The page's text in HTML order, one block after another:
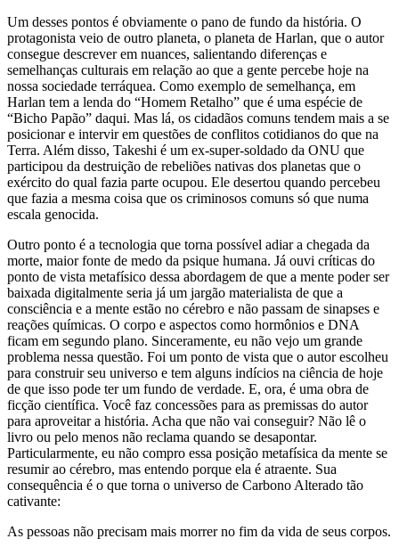
Um desses pontos é obviamente o pano de fundo da história. O
protagonista veio de outro planeta, o planeta de Harlan, que o autor
consegue descrever em nuances, salientando diferenças e
semelhanças culturais em relação ao que a gente percebe hoje na
nossa sociedade terráquea. Como exemplo de semelhança, em
Harlan tem a lenda do “Homem Retalho” que é uma espécie de
“Bicho Papão” daqui. Mas lá, os cidadãos comuns tendem mais a se
posicionar e intervir em questões de conflitos cotidianos do que na
Terra. Além disso, Takeshi é um ex-super-soldado da ONU que
participou da destruição de rebeliões nativas dos planetas que o
exército do qual fazia parte ocupou. Ele desertou quando percebeu
que fazia a mesma coisa que os criminosos comuns só que numa
escala genocida.
Outro ponto é a tecnologia que torna possível adiar a chegada da
morte, maior fonte de medo da psique humana. Já ouvi críticas do
ponto de vista metafísico dessa abordagem de que a mente poder ser
baixada digitalmente seria já um jargão materialista de que a
consciência e a mente estão no cérebro e não passam de sinapses e
reações químicas. O corpo e aspectos como hormônios e DNA
ficam em segundo plano. Sinceramente, eu não vejo um grande
problema nessa questão. Foi um ponto de vista que o autor escolheu
para construir seu universo e tem alguns indícios na ciência de hoje
de que isso pode ter um fundo de verdade. E, ora, é uma obra de
ficção científica. Você faz concessões para as premissas do autor
para aproveitar a história. Acha que não vai conseguir? Não lê o
livro ou pelo menos não reclama quando se desapontar.
Particularmente, eu não compro essa posição metafísica da mente se
resumir ao cérebro, mas entendo porque ela é atraente. Sua
consequência é o que torna o universo de Carbono Alterado tão
cativante:
As pessoas não precisam mais morrer no fim da vida de seus corpos.